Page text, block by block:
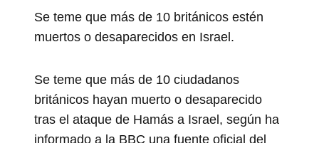
Se teme que más de 10 británicos estén
muertos o desaparecidos en Israel.
Se teme que más de 10 ciudadanos
británicos hayan muerto o desaparecido
tras el ataque de Hamás a Israel, según ha
informado a la BBC una fuente oficial del